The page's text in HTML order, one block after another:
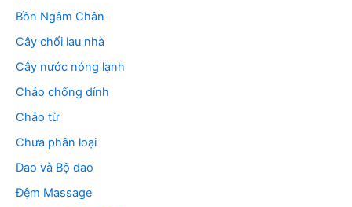
Bồn Ngâm Chân
Cây chổi lau nhà
Cây nước nóng lạnh
Chảo chống dính
Chảo từ
Chưa phân loại
Dao và Bộ dao
Đệm Massage